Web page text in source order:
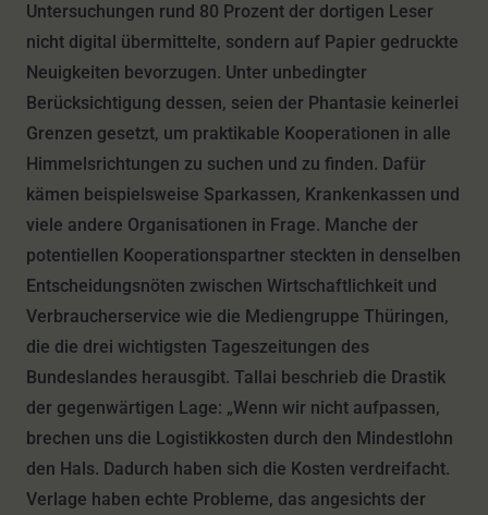
Untersuchungen rund 80 Prozent der dortigen Leser
nicht digital übermittelte, sondern auf Papier gedruckte
Neuigkeiten bevorzugen. Unter unbedingter
Berücksichtigung dessen, seien der Phantasie keinerlei
Grenzen gesetzt, um praktikable Kooperationen in alle
Himmelsrichtungen zu suchen und zu finden. Dafür
kämen beispielsweise Sparkassen, Krankenkassen und
viele andere Organisationen in Frage. Manche der
potentiellen Kooperationspartner steckten in denselben
Entscheidungsnöten zwischen Wirtschaftlichkeit und
Verbraucherservice wie die Mediengruppe Thüringen,
die die drei wichtigsten Tageszeitungen des
Bundeslandes herausgibt. Tallai beschrieb die Drastik
der gegenwärtigen Lage: „Wenn wir nicht aufpassen,
brechen uns die Logistikkosten durch den Mindestlohn
den Hals. Dadurch haben sich die Kosten verdreifacht.
Verlage haben echte Probleme, das angesichts der